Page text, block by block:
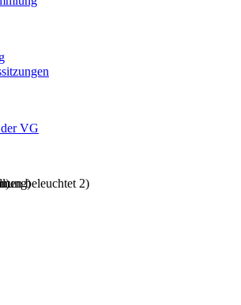
VG